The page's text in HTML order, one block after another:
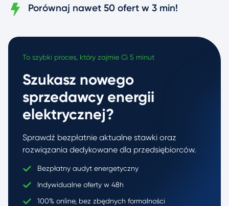
Porównaj nawet 50 ofert w 3 min!
To szybki proces, który zajmie Ci 5 minut
Szukasz nowego
sprzedawcy energii
elektrycznej?
Sprawdź bezpłatnie aktualne stawki oraz
rozwiązania dedykowane dla przedsiębiorców.
Bezpłatny audyt energetyczny
Indywidualne oferty w 48h
100% online, bez zbędnych formalności